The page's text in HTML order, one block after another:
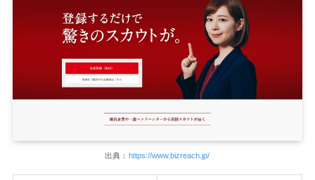
出典： https://www.bizreach.jp/